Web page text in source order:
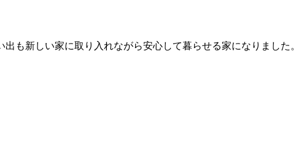
も新しい家に取り入れながら安心して暮らせる家になりました。